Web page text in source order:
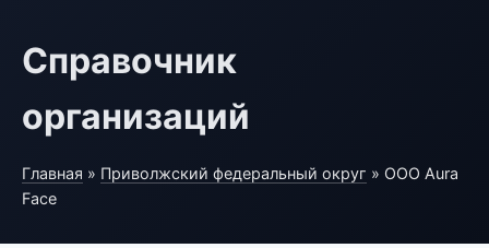
Справочник
организаций
Главная » Приволжский федеральный округ » ООО Aura
Face